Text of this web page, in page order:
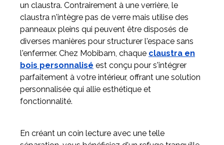
un claustra. Contrairement à une verrière, le
claustra n'intègre pas de verre mais utilise des
panneaux pleins qui peuvent être disposés de
diverses manières pour structurer l'espace sans
l'enfermer. Chez Mobibam, chaque claustra en
bois personnalisé est conçu pour s'intégrer
parfaitement à votre intérieur, offrant une solution
personnalisée qui allie esthétique et
fonctionnalité.
En créant un coin lecture avec une telle